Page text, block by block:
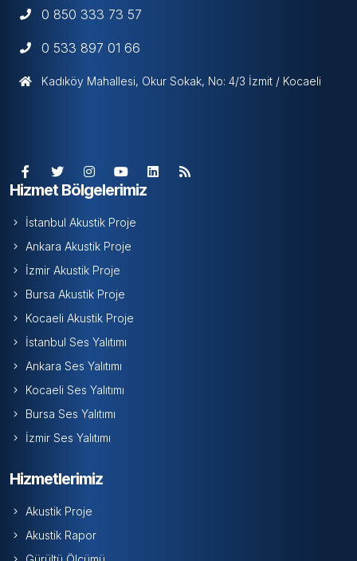
0 850 333 73 57
0 533 897 01 66
Kadıköy Mahallesi, Okur Sokak, No: 4/3 İzmit / Kocaeli
Hizmet Bölgelerimiz
İstanbul Akustik Proje
Ankara Akustik Proje
İzmir Akustik Proje
Bursa Akustik Proje
Kocaeli Akustik Proje
İstanbul Ses Yalıtımı
Ankara Ses Yalıtımı
Kocaeli Ses Yalıtımı
Bursa Ses Yalıtımı
İzmir Ses Yalıtımı
Hizmetlerimiz
Akustik Proje
Akustik Rapor